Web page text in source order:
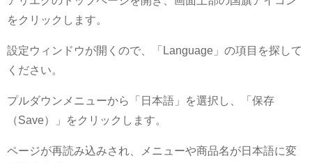
をクリックします。
設定ウィンドウが開くので、「Language」の項目を探して
ください。
プルダウンメニューから「日本語」を選択し、「保存
（Save）」をクリックします。
ページが再読み込みされ、メニューや商品名が日本語に変